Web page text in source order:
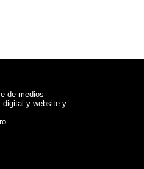
de medios
digital y website y